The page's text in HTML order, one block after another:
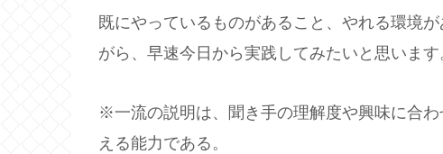
既にやっているものがあること、やれる環境
がら、早速今日から実践してみたいと思います
※一流の説明は、聞き手の理解度や興味に合わ
える能力である。